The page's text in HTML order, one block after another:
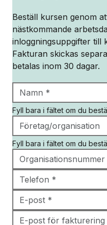
Beställ kursen genom
nästkommande
inloggningsuppgifter till
Fakturan skickas
betalas inom 30 dagar.
Fyll bara i fältet om du
Fyll bara i fältet om du